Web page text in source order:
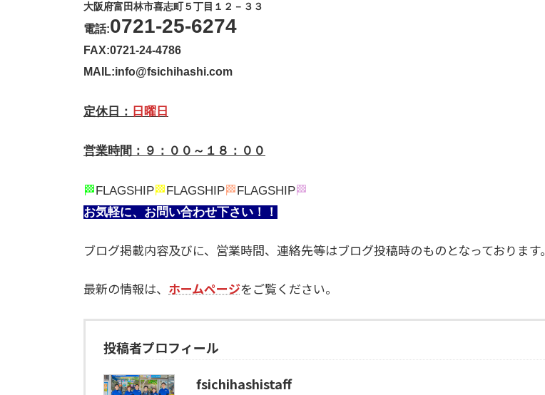
大阪府富田林市喜志町５丁目１２－３３
電話:0721-25-6274
FAX:0721-24-4786
MAIL:info@fsichihashi.com
定休日： 日曜日
営業時間：９：００～１８：００
🏁FLAGSHIP🏁FLAGSHIP🏁FLAGSHIP🏁
お気軽に、お問い合わせ下さい！！
ブログ掲載内容及びに、営業時間、連絡先等はブログ投稿時のものとなっております。
最新の情報は、 ホームページをご覧ください。
投稿者プロフィール
fsichihashistaff